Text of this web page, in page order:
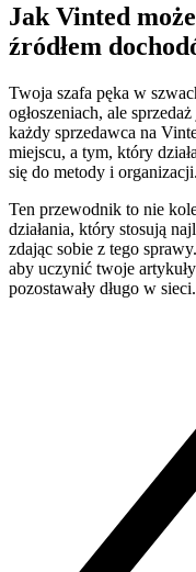
Jak Vinted
źródłem
Twoja szafa pęka w
ogłoszeniach, ale
każdy sprzedawca na
miejscu, a tym, który
się do metody i organizacji.
Ten przewodnik to nie
działania, który stosują
zdając sobie z tego
aby uczynić twoje
pozostawały długo w sieci.